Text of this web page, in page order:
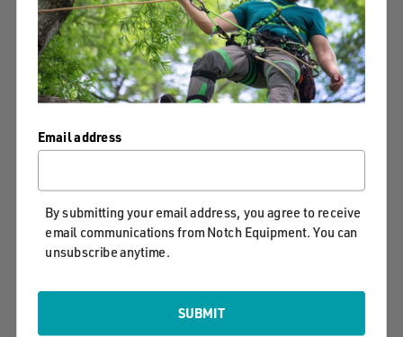
árbol, empresarios y agentes sociales vinculados a la
salud y el bienestar integral de todo el recurso humano,
cumpliendo la normativa vigente para el trabajo en
altura y los estándares internacionales para el trabajo
seguro y el cuidado de los árboles.
Gracias a la formación profesional he podido estar en
ramas y experiencias de vida que suman y multiplican
en el proceso para desaprender, aprender y aportar con
respeto y humildad.
propia cultura y se puede compartir la magia de trabajar
con seres vivos como lo son los majestuosos árboles,
Email address
By submitting your email address, you agree to receive
email communications from Notch Equipment. You can
unsubscribe anytime.
SUBMIT